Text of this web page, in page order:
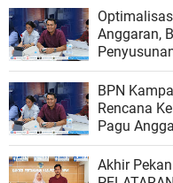
Anggaran,
2027
BPN
Rencana
Pagu
Akhir